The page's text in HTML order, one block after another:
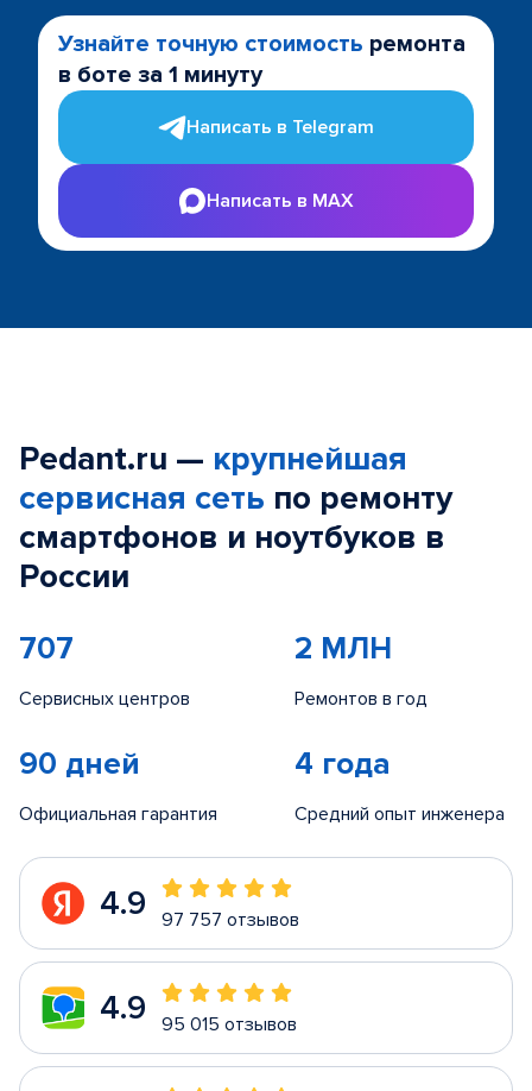
Узнайте точную стоимость ремонта
в боте за 1 минуту
Написать в Telegram
Написать в MAX
Pedant.ru — крупнейшая
сервисная сеть по ремонту
смартфонов и ноутбуков в
России
707
Сервисных центров
2 МЛН
Ремонтов в год
90 дней
Официальная гарантия
4 года
Средний опыт инженера
4.9 97 757 отзывов
4.9 95 015 отзывов